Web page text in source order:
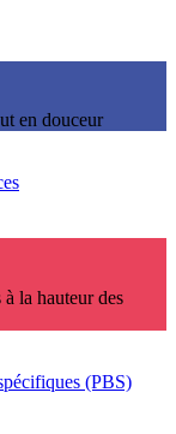
en douceur
la hauteur des
(PBS)